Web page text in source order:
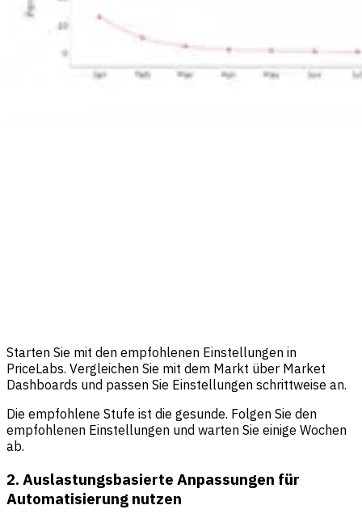
Starten Sie mit den empfohlenen Einstellungen in
PriceLabs. Vergleichen Sie mit dem Markt über Market
Dashboards und passen Sie Einstellungen schrittweise an.
Die empfohlene Stufe ist die gesunde. Folgen Sie den
empfohlenen Einstellungen und warten Sie einige Wochen
ab.
2. Auslastungsbasierte Anpassungen für
Automatisierung nutzen